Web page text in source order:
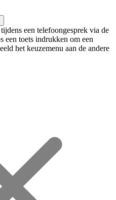
een telefoongesprek via de
een toets indrukken om een
het keuzemenu aan de andere